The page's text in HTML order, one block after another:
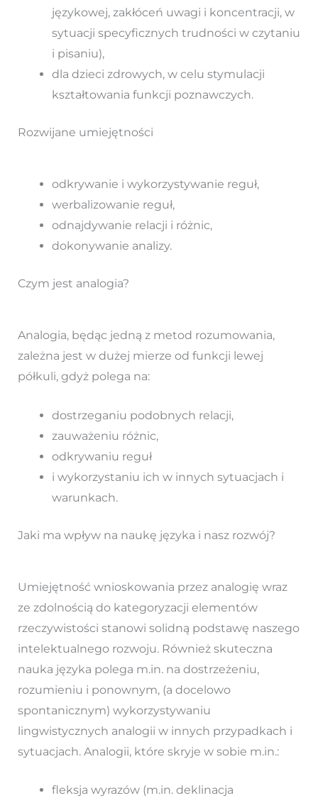
językowej, zakłóceń uwagi i koncentracji, w
sytuacji specyficznych trudności w czytaniu
i pisaniu),
dla dzieci zdrowych, w celu stymulacji
kształtowania funkcji poznawczych.
Rozwijane umiejętności
odkrywanie i wykorzystywanie reguł,
werbalizowanie reguł,
odnajdywanie relacji i różnic,
dokonywanie analizy.
Czym jest analogia?
Analogia, będąc jedną z metod rozumowania,
zależna jest w dużej mierze od funkcji lewej
półkuli, gdyż polega na:
dostrzeganiu podobnych relacji,
zauważeniu różnic,
odkrywaniu reguł
i wykorzystaniu ich w innych sytuacjach i
warunkach.
Jaki ma wpływ na naukę języka i nasz rozwój?
Umiejętność wnioskowania przez analogię wraz
ze zdolnością do kategoryzacji elementów
rzeczywistości stanowi solidną podstawę naszego
intelektualnego rozwoju. Również skuteczna
nauka języka polega m.in. na dostrzeżeniu,
rozumieniu i ponownym, (a docelowo
spontanicznym) wykorzystywaniu
lingwistycznych analogii w innych przypadkach i
sytuacjach. Analogii, które skryje w sobie m.in.:
fleksja wyrazów (m.in. deklinacja